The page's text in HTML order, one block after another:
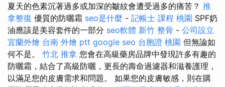
夏天的色素沉著過多或加深的皺紋會遭受過多的痛苦？ 推
拿整復 優質的防曬霜 seo是什麼 - 記帳士 課程 桃園 SPF奶
油應該是美容套件的一部分 seo軟體 新竹 整骨 - 公司設立
宜蘭外燴 台南 外燴 ptt google seo 台胞證 桃園 但無論如
何不是。 竹北 推拿 您會在高級藥房品牌中發現許多有趣的
防曬霜，結合了高級防曬，更長的壽命過濾器和滋養護理，
以滿足您的皮膚需求和問題。 如果您的皮膚敏感，則在購